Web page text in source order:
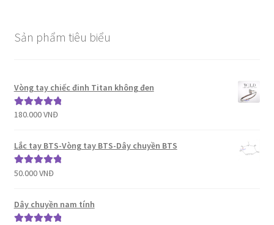
Sản phẩm tiêu biểu
Vòng tay chiếc đinh Titan không đen
Được xếp
sao
180.000VNĐ
Lắc tay BTS-Vòng tay BTS-Dây chuyền BTS
Được xếp
sao
50.000VNĐ
Dây chuyền nam tính